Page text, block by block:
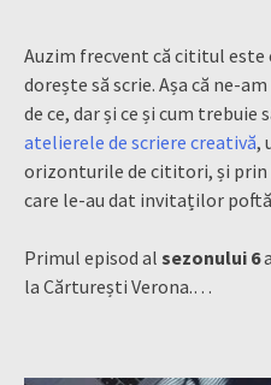
Auzim frecvent că cititul
dorește să scrie. Așa că ne-
de ce, dar și ce și cum trebuie
atelierele de scriere creativă,
orizonturile de cititori, și prin
care le-au dat invitaților poftă
Primul episod al sezonului 6
la Cărturești Verona.…